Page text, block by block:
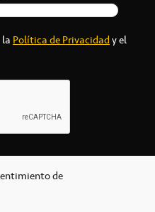
de
Política de Privacidady el